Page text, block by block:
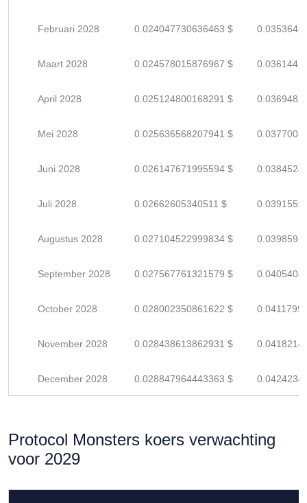
Februari 2028 0.024047730636463 $
Maart 2028 0.024578015876967 $
April 2028 0.025124800168291 $
Mei 2028 0.025636568207941 $
Juni 2028 0.026147671995594 $
Juli 2028 0.02662605340511 $
Augustus 2028 0.027104522999834 $
September 2028 0.027567761321579 $
October 2028 0.028002350861622 $
November 2028 0.028438613862931 $
December 2028 0.028847964443363 $
Protocol Monsters koers verwachting
voor 2029